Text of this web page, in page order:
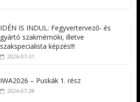
IDÉN IS INDUL: Fegyvertervező- és
gyártó szakmérnöki, illetve
szakspecialista képzés!!!
2026-07-31
IWA2026 – Puskák 1. rész
2026-07-28